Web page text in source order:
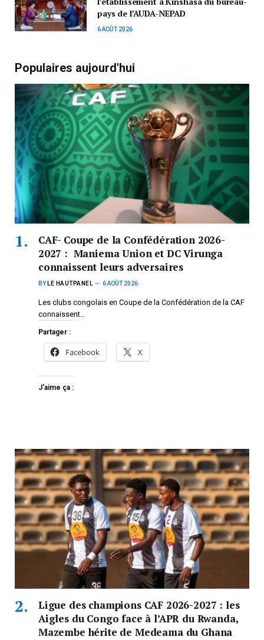
pays de l’AUDA-NEPAD
6 AOÛT 2026
Populaires aujourd'hui
CAF- Coupe de la Confédération 2026-
2027 : Maniema Union et DC Virunga
connaissent leurs adversaires
BY LE HAUTPANEL 6 AOÛT 2026
Les clubs congolais en Coupe de la Confédération de la CAF
connaissent…
Partager :
Facebook X
J’aime ça :
Ligue des champions CAF 2026-2027 : les
Aigles du Congo face à l’APR du Rwanda,
Mazembe hérite de Medeama du Ghana